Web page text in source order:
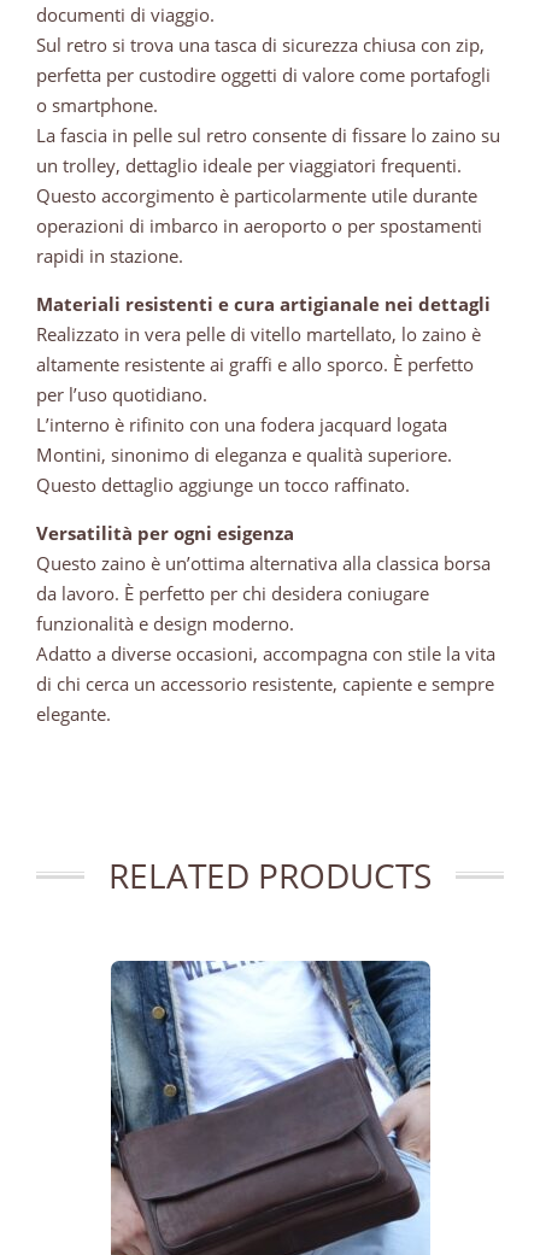
documenti di viaggio.
Sul retro si trova una tasca di sicurezza chiusa con zip,
perfetta per custodire oggetti di valore come portafogli
o smartphone.
La fascia in pelle sul retro consente di fissare lo zaino su
un trolley, dettaglio ideale per viaggiatori frequenti.
Questo accorgimento è particolarmente utile durante
operazioni di imbarco in aeroporto o per spostamenti
rapidi in stazione.
Materiali resistenti e cura artigianale nei dettagli
Realizzato in vera pelle di vitello martellato, lo zaino è
altamente resistente ai graffi e allo sporco. È perfetto
per l’uso quotidiano.
L’interno è rifinito con una fodera jacquard logata
Montini, sinonimo di eleganza e qualità superiore.
Questo dettaglio aggiunge un tocco raffinato.
Versatilità per ogni esigenza
Questo zaino è un’ottima alternativa alla classica borsa
da lavoro. È perfetto per chi desidera coniugare
funzionalità e design moderno.
Adatto a diverse occasioni, accompagna con stile la vita
di chi cerca un accessorio resistente, capiente e sempre
elegante.
RELATED PRODUCTS